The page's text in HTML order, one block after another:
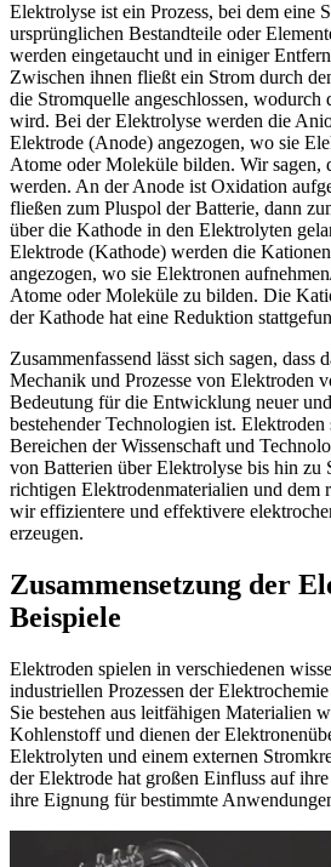
Elektrolyse ist ein Prozess, bei dem eine
ursprünglichen Bestandteile oder
werden eingetaucht und in einiger
Zwischen ihnen fließt ein Strom durch
die Stromquelle angeschlossen, wodurch
wird. Bei der Elektrolyse werden die
Elektrode (Anode) angezogen, wo sie
Atome oder Moleküle bilden. Wir sagen,
werden. An der Anode ist Oxidation
fließen zum Pluspol der Batterie, dann
über die Kathode in den Elektrolyten
Elektrode (Kathode) werden die
angezogen, wo sie Elektronen
Atome oder Moleküle zu bilden. Die
der Kathode hat eine Reduktion
Zusammenfassend lässt sich sagen, dass
Mechanik und Prozesse von Elektroden
Bedeutung für die Entwicklung neuer
bestehender Technologien ist.
Bereichen der Wissenschaft und
von Batterien über Elektrolyse bis hin zu
richtigen Elektrodenmaterialien und dem
wir effizientere und effektivere
erzeugen.
Zusammensetzung der
Beispiele
Elektroden spielen in verschiedenen
industriellen Prozessen der
Sie bestehen aus leitfähigen Materialien
Kohlenstoff und dienen der
Elektrolyten und einem externen
der Elektrode hat großen Einfluss auf
ihre Eignung für bestimmte